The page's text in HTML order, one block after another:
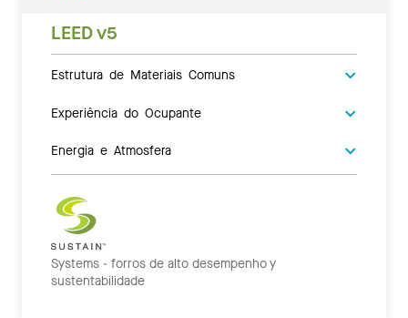
LEED v5
Estrutura de Materiais Comuns
Experiência do Ocupante
Energia e Atmosfera
Systems - forros de alto desempenho y
sustentabilidade